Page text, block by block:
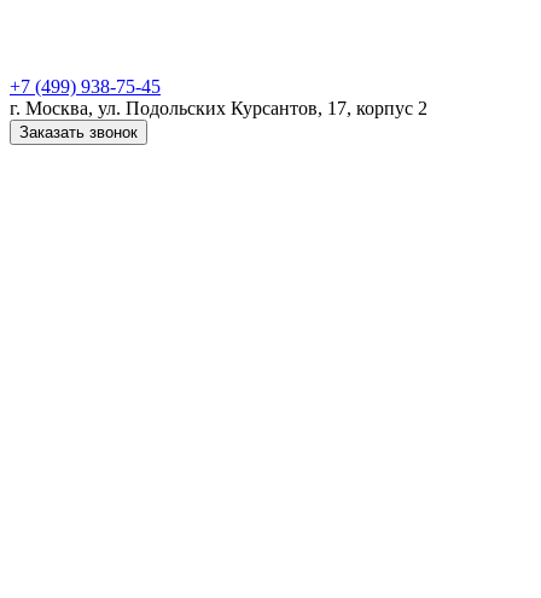
+7 (499) 938-75-45
г. Москва, ул. Подольских Курсантов, 17, корпус 2
Заказать звонок